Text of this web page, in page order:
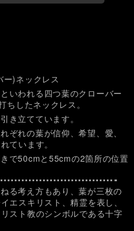
ー)ネックレス
いわれる四つ葉のクローバー
したネックレス。
き立てています。
ぞれの葉が信仰、希望、愛、
ています。
で50cmと55cmの2箇所の位置
る考え方もあり、葉が三枚の
エスキリスト、精霊を表し、
スト教のシンボルである十字